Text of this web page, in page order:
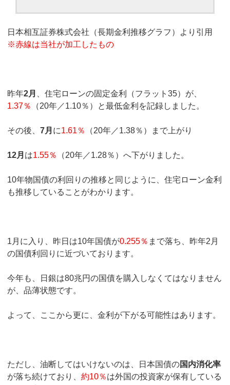
日本相互証券株式会社（長期金利推移グラフ）より引用
※赤線は当社が加工したもの
昨年2月
、住宅ローンの固定金利（フラット35）が、
1.37％
（20年／1.10％）と最低金利を記録しました。
その後、7月 に1.61％ （20年／1.38％）まで上がり
12月 は1.55％ （20年／1.28％）へ下がりました。
10年物国債の利回りの推移と同じように、住宅ローン金利
も推移していることがわかります。
1月に入り、昨日は10年国債が0.255％ まで落ち、昨年2月
の国債利回りに近づいております。
今年も、日銀は80兆円の国債を購入しなくてはなりません
が、品薄状態です。
よって、ここから更に、金利が下がる可能性はあります。
ただし、油断してはいけないのは、日本国債の国内消化率
が落ち続けており、約10％は外国の投資家が保有している